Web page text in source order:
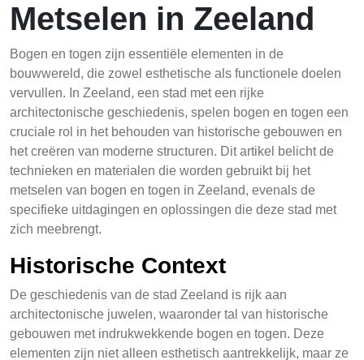
Metselen in Zeeland
Bogen en togen zijn essentiële elementen in de
bouwwereld, die zowel esthetische als functionele doelen
vervullen. In Zeeland, een stad met een rijke
architectonische geschiedenis, spelen bogen en togen een
cruciale rol in het behouden van historische gebouwen en
het creëren van moderne structuren. Dit artikel belicht de
technieken en materialen die worden gebruikt bij het
metselen van bogen en togen in Zeeland, evenals de
specifieke uitdagingen en oplossingen die deze stad met
zich meebrengt.
Historische Context
De geschiedenis van de stad Zeeland is rijk aan
architectonische juwelen, waaronder tal van historische
gebouwen met indrukwekkende bogen en togen. Deze
elementen zijn niet alleen esthetisch aantrekkelijk, maar ze